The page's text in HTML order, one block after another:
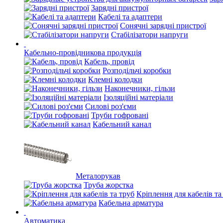
Зарядні пристрої
Кабелі та адаптери
Сонячні зарядні пристрої
Стабілізатори напруги
Кабельно-провідникова продукція
Кабель, провід
Розподільчі коробки
Клемні колодки
Наконечники, гільзи
Ізоляційні матеріали
Силові роз'єми
Труби гофровані
Кабельний канал
Металорукав
Труба жорстка
Кріплення для кабелів
Кабельна арматура
Автоматика